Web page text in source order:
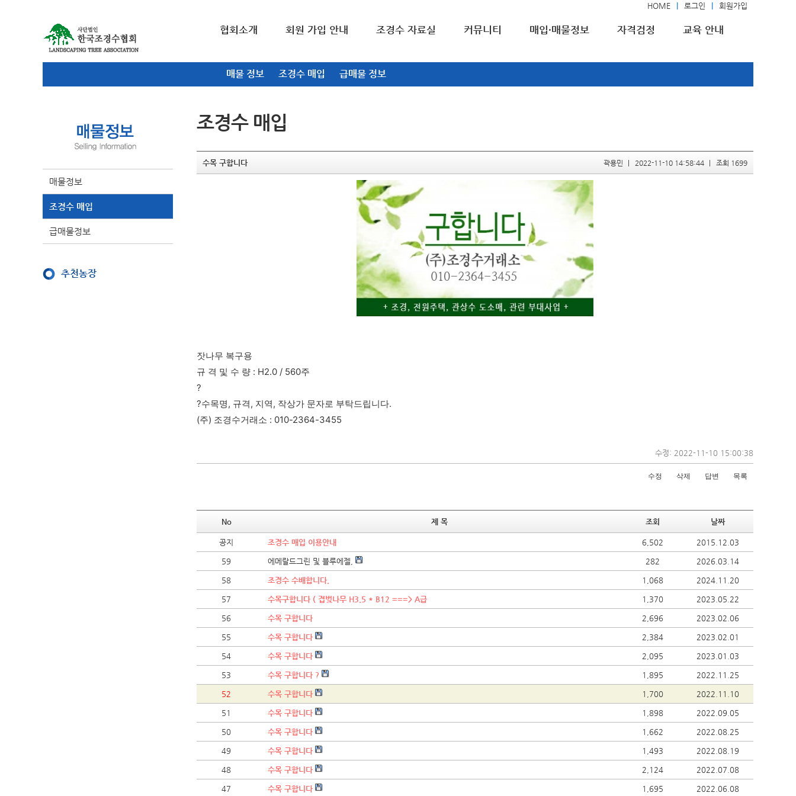
HOME 로그인 회원가입
협회소개 회원 가입 안내 조경수 자료실 커뮤니티 매입·매물정보 자격검정 교육 안내
매물 정보 조경수 매입 급매물 정보
매물정보
조경수 매입
급매물정보
추천농장
조경수 매입
수목 구합니다 곽용민 2022-11-10 14:58:44 조회 1699
잣나무 복구용
규 격 및 수 량 : H2.0 / 560주
?
?수목명, 규격, 지역, 작상가 문자로 부탁드립니다.
(주) 조경수거래소 : 010-2364-3455
수정: 2022-11-10 15:00:38
수정 삭제 답변 목록
No 제 목 조회 날짜
공지 조경수 매입 이용안내 6,502 2015.12.03
59 에메랄드그린 및 블루에젤, 282 2026.03.14
58 조경수 수배합니다. 1,068 2024.11.20
57 수목구합니다 ( 겹벚나무 H3.5 * B12 ===> A급 1,370 2023.05.22
56 수목 구합니다 2,696 2023.02.06
55 수목 구합니다 2,384 2023.02.01
54 수목 구합니다 2,095 2023.01.03
53 수목 구합니다 ? 1,895 2022.11.25
52 수목 구합니다 1,700 2022.11.10
51 수목 구합니다 1,898 2022.09.05
50 수목 구합니다 1,662 2022.08.25
49 수목 구합니다 1,493 2022.08.19
48 수목 구합니다 2,124 2022.07.08
47 수목 구합니다 1,695 2022.06.08